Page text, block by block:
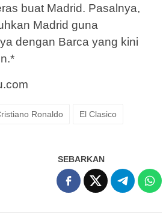
buat Madrid. Pasalnya,
Madrid guna
dengan Barca yang kini
Ronaldo El Clasico
SEBARKAN